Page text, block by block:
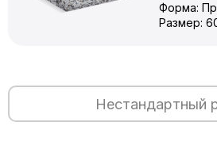
Форма:
Размер:
Нестандартный